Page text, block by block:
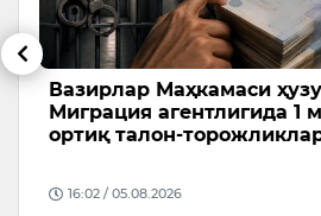
АҚШда Трамп
қилган шахс қўлга
ходимлари гольф майдони